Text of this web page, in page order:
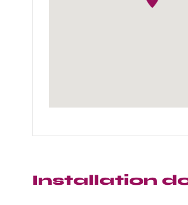
Installation